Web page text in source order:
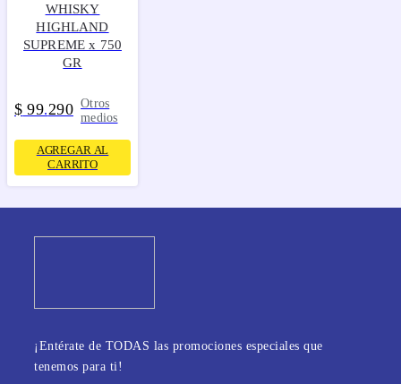
WHISKY
HIGHLAND
SUPREME x 750
GR
$ 99.290 Otros
medios
AGREGAR AL
CARRITO
¡Entérate de TODAS las promociones especiales que
tenemos para ti!